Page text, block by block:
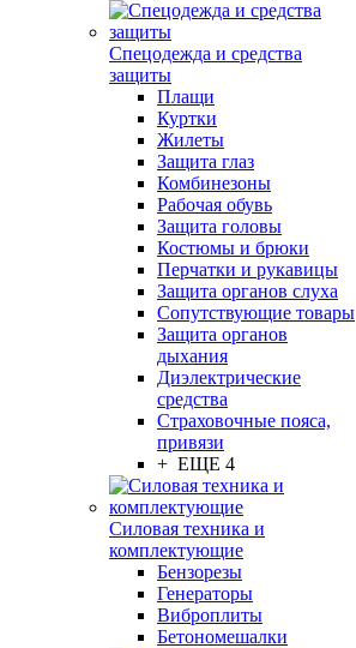
Спецодежда и средства
защиты
Плащи
Куртки
Жилеты
Защита глаз
Комбинезоны
Рабочая обувь
Защита головы
Костюмы и брюки
Перчатки и рукавицы
Защита органов слуха
Сопутствующие товары
Защита органов
дыхания
Диэлектрические
средства
Страховочные пояса,
привязи
+ ЕЩЕ 4
Силовая техника и
комплектующие
Бензорезы
Генераторы
Виброплиты
Бетономешалки